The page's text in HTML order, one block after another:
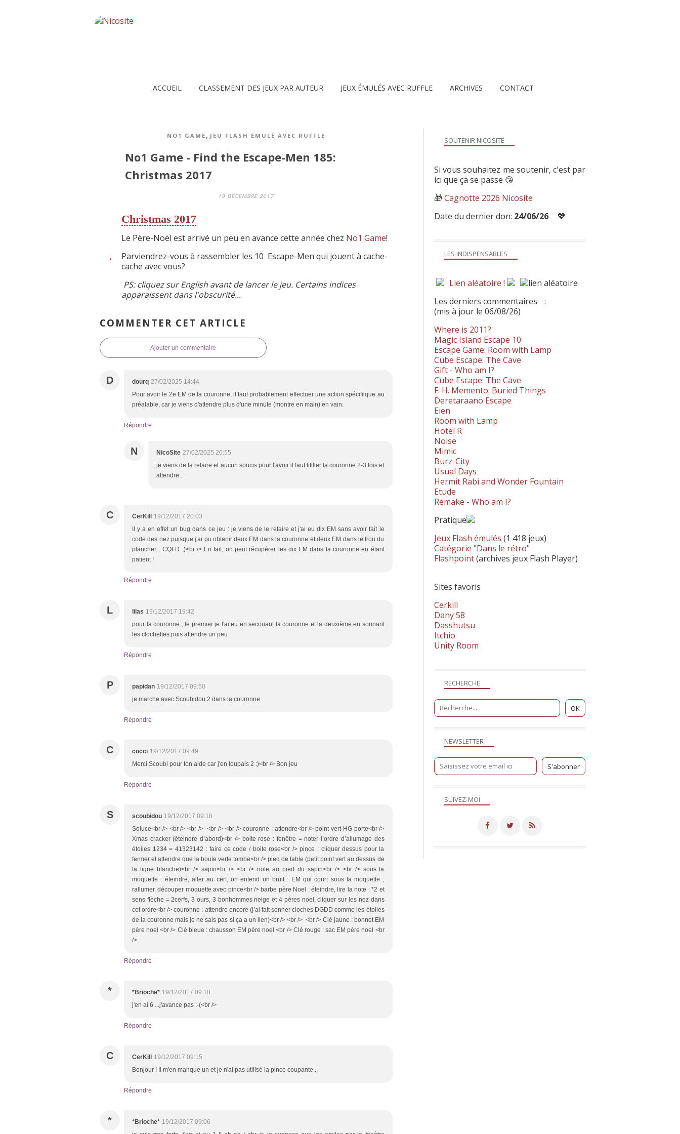
ACCUEIL CLASSEMENT DES JEUX PAR AUTEUR JEUX ÉMULÉS AVEC RUFFLE ARCHIVES CONTACT
NO1 GAME , JEU FLASH ÉMULÉ AVEC RUFFLE
No1 Game - Find the Escape-Men 185:
Christmas 2017
19 DÉCEMBRE 2017
Christmas 2017
Le Père-Noël est arrivé un peu en avance cette année chez No1 Game!
Parviendrez-vous à rassembler les 10 Escape-Men qui jouent à cache-
cache avec vous?
PS: cliquez sur English avant de lancer le jeu. Certains indices
apparaissent dans l'obscurité...
COMMENTER CET ARTICLE
Ajouter un commentaire
D dourq 27/02/2025 14:44
Pour avoir le 2e EM de la couronne, il faut probablement effectuer une action spécifiique au
préalable, car je viens d'attendre plus d'une minute (montre en main) en vain.
Répondre
N NicoSite 27/02/2025 20:55
je viens de la refaire et aucun soucis pour l'avoir il faut titiller la couronne 2-3 fois et
attendre...
C CerKill
19/12/2017 20:03
Il y a en effet un bug dans ce jeu : je viens de le refaire et j'ai eu dix EM sans avoir fait le
code des nez puisque j'ai pu obtenir deux EM dans la couronne et deux EM dans le trou du
plancher... CQFD ;)<br /> En fait, on peut récupérer les dix EM dans la couronne en étant
patient !
Répondre
L lilas 19/12/2017 19:42
pour la couronne , le premier je l'ai eu en secouant la couronne et la deuxième en sonnant
les clochettes puis attendre un peu .
Répondre
P papidan 19/12/2017 09:50
je marche avec Scoubidou 2 dans la couronne
Répondre
C cocci 19/12/2017 09:49
Merci Scoubi pour ton aide car j'en loupais 2 :)<br /> Bon jeu
Répondre
S scoubidou 19/12/2017 09:18
Soluce<br /> <br /> <br /> <br /> <br /> couronne : attendre<br /> point vert HG porte<br />
Xmas cracker (éteindre d’abord)<br /> boite rose : fenêtre = noter l’ordre d’allumage des
étoiles 1234 = 41323142 : faire ce code / boite rose<br /> pince : cliquer dessus pour la
fermer et attendre que la boule verte tombe<br /> pied de table (petit point vert au dessus de
la ligne blanche)<br /> sapin<br /> <br /> note au pied du sapin<br /> <br /> sous la
moquette : éteindre, aller au cerf, on entend un bruit : EM qui court sous la moquette ;
rallumer, découper moquette avec pince<br /> barbe père Noel : éteindre, lire la note : *2 et
sens flèche = 2cerfs, 3 ours, 3 bonhommes neige et 4 pères noel, cliquer sur les nez dans
cet ordre<br /> couronne : attendre encore (j’ai fait sonner cloches DGDD comme les étoiles
de la couronne mais je ne sais pas si ça a un lien)<br /> <br /> <br /> Clé jaune : bonnet EM
père noel <br /> Clé bleue : chausson EM père noel <br /> Clé rouge : sac EM père noel <br
/>
Répondre
* *Brioche* 19/12/2017 09:18
j'en ai 6 ...j'avance pas :-(<br />
Répondre
C CerKill
19/12/2017 09:15
Bonjour ! Il m'en manque un et je n'ai pas utilisé la pince coupante...
Répondre
* *Brioche* 19/12/2017 09:06
NEWSLETTER
SUIVEZ-MOI
RECHERCHE
LES INDISPENSABLES
Lien aléatoire !
Les derniers commentaires
:
(mis à jour le 06/08/26)
Where is 2011?
Magic Island Escape 10
Escape Game: Room with Lamp
Cube Escape: The Cave
Gift - Who am I?
Cube Escape: The Cave
F. H. Memento: Buried Things
Deretaraano Escape
Eien
Room with Lamp
Hotel R
Noise
Mimic
Burz-City
Usual Days
Hermit Rabi and Wonder Fountain
Etude
Remake - Who am I?
Pratique
Jeux Flash émulés (1 418 jeux)
Catégorie "Dans le rétro"
Flashpoint(archives jeux Flash Player)
Sites favoris
Cerkill
Dany 58
Dasshutsu
Itchio
Unity Room
SOUTENIR NICOSITE
Si vous souhaitez me soutenir, c'est par
ici que ça se passe 😘
🎁 Cagnotte 2026 Nicosite
Date du dernier don: 24/06/26 💖